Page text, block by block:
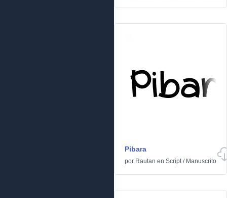
Pibara
por Rautan en Script/ Manuscrito